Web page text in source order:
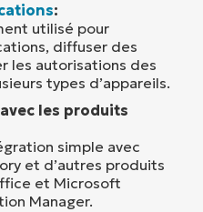
:
utilisé pour
diffuser des
les autorisations des
types d’appareils.
les produits
simple avec
et d’autres produits
et Microsoft
Manager.